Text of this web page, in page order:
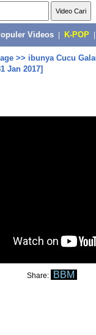
Videos K-POP
>> ibunya Cucu
Jan 2017]
Share: BBM